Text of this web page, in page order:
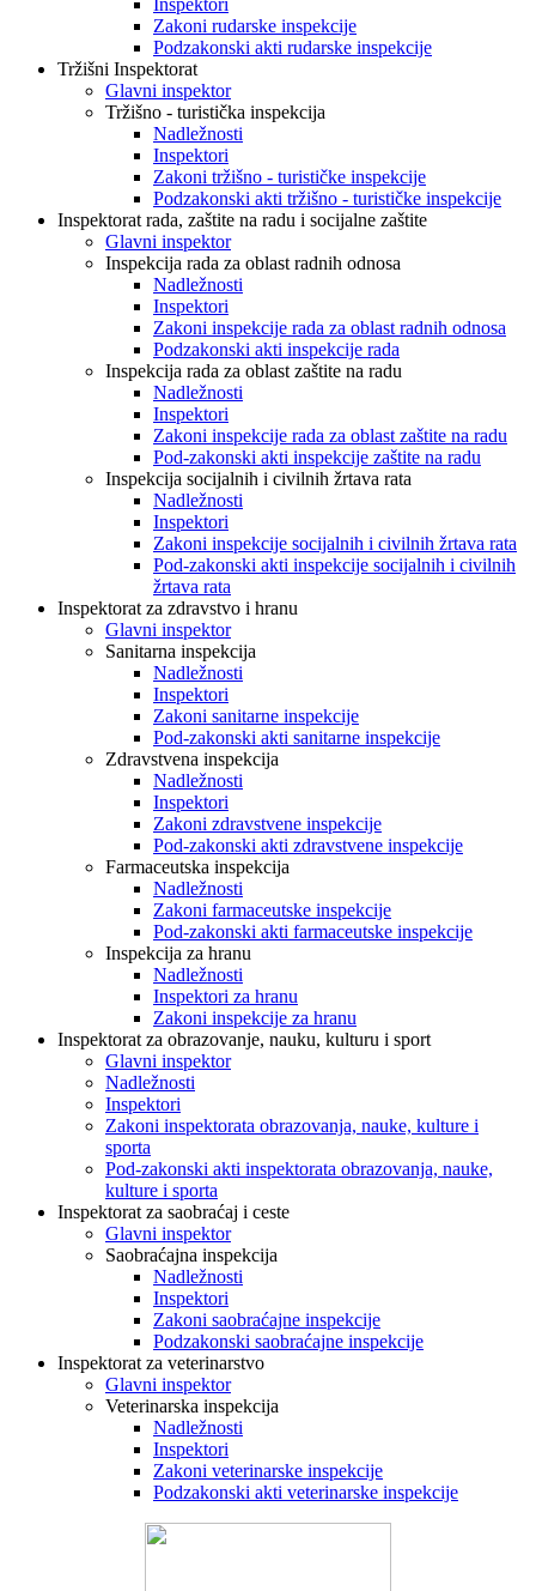
Inspektori
Zakoni rudarske inspekcije
Podzakonski akti rudarske inspekcije
Tržišni Inspektorat
Glavni inspektor
Tržišno - turistička inspekcija
Nadležnosti
Inspektori
Zakoni tržišno - turističke inspekcije
Podzakonski akti tržišno - turističke inspekcije
Inspektorat rada, zaštite na radu i socijalne zaštite
Glavni inspektor
Inspekcija rada za oblast radnih odnosa
Nadležnosti
Inspektori
Zakoni inspekcije rada za oblast radnih odnosa
Podzakonski akti inspekcije rada
Inspekcija rada za oblast zaštite na radu
Nadležnosti
Inspektori
Zakoni inspekcije rada za oblast zaštite na radu
Pod-zakonski akti inspekcije zaštite na radu
Inspekcija socijalnih i civilnih žrtava rata
Nadležnosti
Inspektori
Zakoni inspekcije socijalnih i civilnih žrtava rata
Pod-zakonski akti inspekcije socijalnih i civilnih
žrtava rata
Inspektorat za zdravstvo i hranu
Glavni inspektor
Sanitarna inspekcija
Nadležnosti
Inspektori
Zakoni sanitarne inspekcije
Pod-zakonski akti sanitarne inspekcije
Zdravstvena inspekcija
Nadležnosti
Inspektori
Zakoni zdravstvene inspekcije
Pod-zakonski akti zdravstvene inspekcije
Farmaceutska inspekcija
Nadležnosti
Zakoni farmaceutske inspekcije
Pod-zakonski akti farmaceutske inspekcije
Inspekcija za hranu
Nadležnosti
Inspektori za hranu
Zakoni inspekcije za hranu
Inspektorat za obrazovanje, nauku, kulturu i sport
Glavni inspektor
Nadležnosti
Inspektori
Zakoni inspektorata obrazovanja, nauke, kulture i
sporta
Pod-zakonski akti inspektorata obrazovanja, nauke,
kulture i sporta
Inspektorat za saobraćaj i ceste
Glavni inspektor
Saobraćajna inspekcija
Nadležnosti
Inspektori
Zakoni saobraćajne inspekcije
Podzakonski saobraćajne inspekcije
Inspektorat za veterinarstvo
Glavni inspektor
Veterinarska inspekcija
Nadležnosti
Inspektori
Zakoni veterinarske inspekcije
Podzakonski akti veterinarske inspekcije